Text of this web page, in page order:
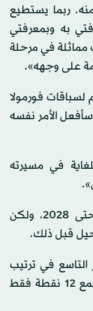
ربما يستطيع
به وبمعرفتي
مماثلة في مرحلة
على وجهه».
فورمولا
سأفعل الأمر نفسه
في مسيرته
ويمتد عقد فيرستابن مع ريد بول حتى 2028، ولكن
قبل ذلك.
التاسع في ترتيب
فئة السائقين ببطولة العالم بعدما جمع 12 نقطة فقط